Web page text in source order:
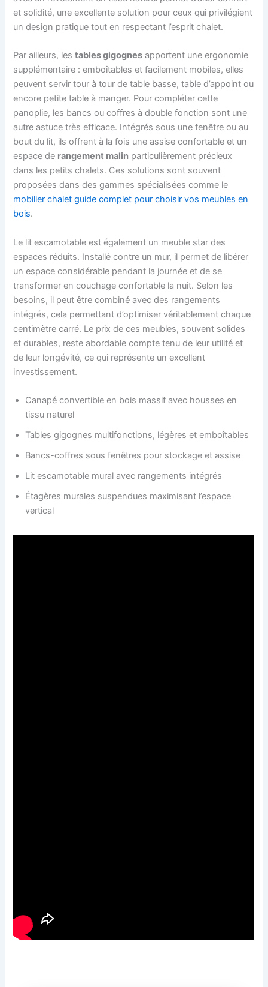
et solidité, une excellente solution pour ceux qui privilégient
un design pratique tout en respectant l’esprit chalet.
Par ailleurs, lestables gigognes apportent une ergonomie
supplémentaire : emboîtables et facilement mobiles, elles
peuvent servir tour à tour de table basse, table d’appoint ou
encore petite table à manger. Pour compléter cette
panoplie, les bancs ou coffres à double fonction sont une
autre astuce très efficace. Intégrés sous une fenêtre ou au
bout du lit, ils offrent à la fois une assise confortable et un
espace de rangement malin particulièrement précieux
dans les petits chalets. Ces solutions sont souvent
proposées dans des gammes spécialisées comme le
mobilier chalet guide complet pour choisir vos meubles en
bois.
Le lit escamotable est également un meuble star des
espaces réduits. Installé contre un mur, il permet de libérer
un espace considérable pendant la journée et de se
transformer en couchage confortable la nuit. Selon les
besoins, il peut être combiné avec des rangements
intégrés, cela permettant d’optimiser véritablement chaque
centimètre carré. Le prix de ces meubles, souvent solides
et durables, reste abordable compte tenu de leur utilité et
de leur longévité, ce qui représente un excellent
investissement.
Canapé convertible en bois massif avec housses en
tissu naturel
Tables gigognes multifonctions, légères et emboîtables
Bancs-coffres sous fenêtres pour stockage et assise
Lit escamotable mural avec rangements intégrés
Étagères murales suspendues maximisant l’espace
vertical